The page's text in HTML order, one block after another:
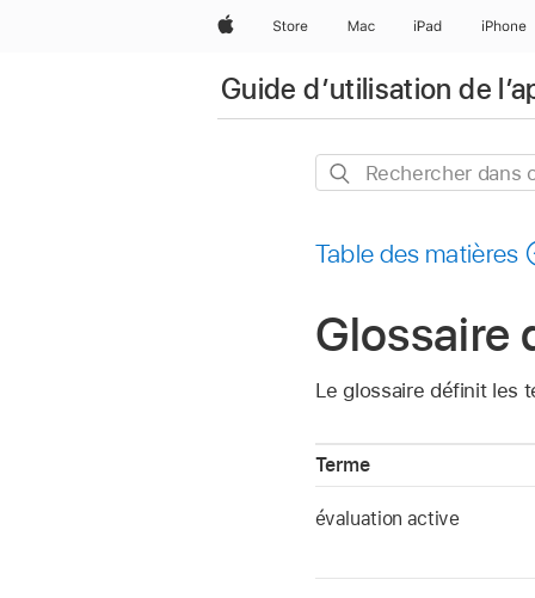
AppleStore Mac iPad iPhone
Guide d’utilisation de
Rechercher
guide
Table des matières
Glossaire
Le glossaire définit les
Terme
évaluation active